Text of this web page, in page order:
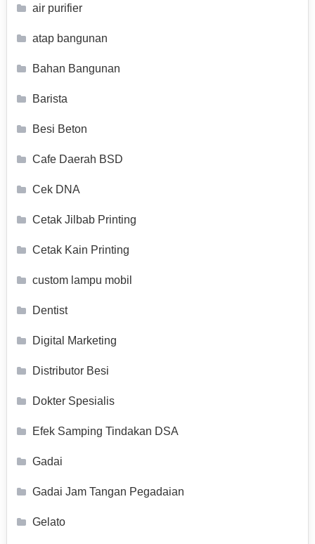
air purifier
atap bangunan
Bahan Bangunan
Barista
Besi Beton
Cafe Daerah BSD
Cek DNA
Cetak Jilbab Printing
Cetak Kain Printing
custom lampu mobil
Dentist
Digital Marketing
Distributor Besi
Dokter Spesialis
Efek Samping Tindakan DSA
Gadai
Gadai Jam Tangan Pegadaian
Gelato